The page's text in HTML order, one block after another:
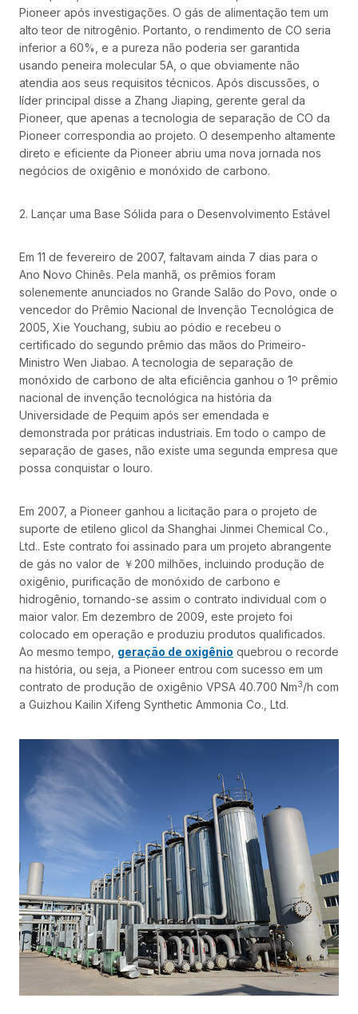
Pioneer após investigações. O gás de alimentação tem um
alto teor de nitrogênio. Portanto, o rendimento de CO seria
inferior a 60%, e a pureza não poderia ser garantida
usando peneira molecular 5A, o que obviamente não
atendia aos seus requisitos técnicos. Após discussões, o
líder principal disse a Zhang Jiaping, gerente geral da
Pioneer, que apenas a tecnologia de separação de CO da
Pioneer correspondia ao projeto. O desempenho altamente
direto e eficiente da Pioneer abriu uma nova jornada nos
negócios de oxigênio e monóxido de carbono.
2. Lançar uma Base Sólida para o Desenvolvimento Estável
Em 11 de fevereiro de 2007, faltavam ainda 7 dias para o
Ano Novo Chinês. Pela manhã, os prêmios foram
solenemente anunciados no Grande Salão do Povo, onde o
vencedor do Prêmio Nacional de Invenção Tecnológica de
2005, Xie Youchang, subiu ao pódio e recebeu o
certificado do segundo prêmio das mãos do Primeiro-
Ministro Wen Jiabao. A tecnologia de separação de
monóxido de carbono de alta eficiência ganhou o 1º prêmio
nacional de invenção tecnológica na história da
Universidade de Pequim após ser emendada e
demonstrada por práticas industriais. Em todo o campo de
separação de gases, não existe uma segunda empresa que
possa conquistar o louro.
Em 2007, a Pioneer ganhou a licitação para o projeto de
suporte de etileno glicol da Shanghai Jinmei Chemical Co.,
Ltd.. Este contrato foi assinado para um projeto abrangente
de gás no valor de ￥200 milhões, incluindo produção de
oxigênio, purificação de monóxido de carbono e
hidrogênio, tornando-se assim o contrato individual com o
maior valor. Em dezembro de 2009, este projeto foi
colocado em operação e produziu produtos qualificados.
Ao mesmo tempo, geração de oxigênio quebrou o recorde
na história, ou seja, a Pioneer entrou com sucesso em um
contrato de produção de oxigênio VPSA 40.700 Nm3/h com
a Guizhou Kailin Xifeng Synthetic Ammonia Co., Ltd.